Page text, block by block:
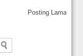
Posting Lama